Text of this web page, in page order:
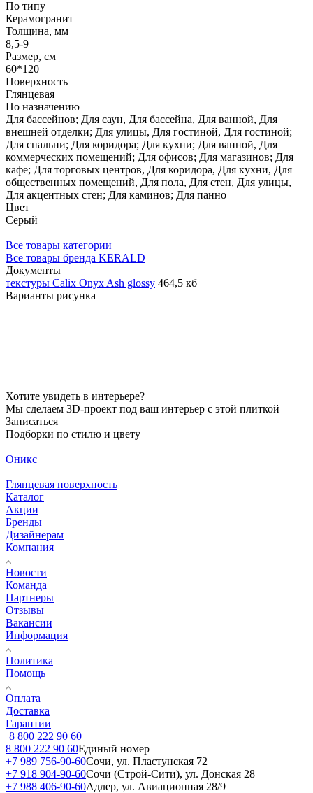
По типу
Керамогранит
Толщина, мм
8,5-9
Размер, см
60*120
Поверхность
Глянцевая
По назначению
Для бассейнов; Для саун, Для бассейна, Для ванной, Для
внешней отделки; Для улицы, Для гостиной, Для гостиной;
Для спальни; Для коридора; Для кухни; Для ванной, Для
коммерческих помещений; Для офисов; Для магазинов; Для
кафе; Для торговых центров, Для коридора, Для кухни, Для
общественных помещений, Для пола, Для стен, Для улицы,
⁠Для акцентных стен; Для каминов; Для панно
Цвет
Серый
Все товары категории
Все товары бренда KERALD
Документы
текстуры Calix Onyx Ash glossy 464,5 кб
Варианты рисунка
Хотите увидеть в интерьере?
Мы сделаем 3D-проект под ваш интерьер с этой плиткой
Записаться
Подборки по стилю и цвету
Оникс
Глянцевая поверхность
Каталог
Акции
Бренды
Дизайнерам
Компания
Новости
Команда
Партнеры
Отзывы
Вакансии
Информация
Политика
Помощь
Оплата
Доставка
Гарантии
8 800 222 90 60
8 800 222 90 60Единый номер
+7 989 756-90-60Сочи, ул. Пластунская 72
+7 918 904-90-60Сочи (Строй-Сити), ул. Донская 28
+7 988 406-90-60Адлер, ул. Авиационная 28/9